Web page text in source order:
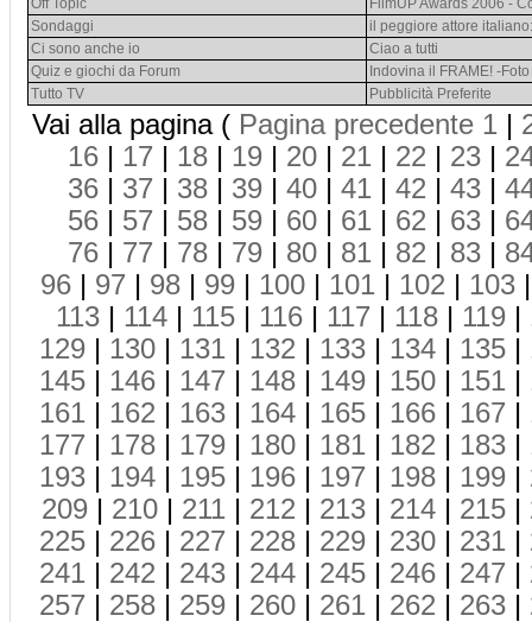
Off Topic
FilmUP Awards 2006 -
Sondaggi
il peggiore attore italiano:
Ci sono anche io
Ciao a tutti
Quiz e giochi da Forum
Indovina il FRAME! -
Tutto TV
Pubblicità Preferite
Vai alla pagina ( Pagina precedente 1 |
16 | 17 | 18 | 19 | 20 | 21 | 22 | 23 |
36 | 37 | 38 | 39 | 40 | 41 | 42 | 43 |
56 | 57 | 58 | 59 | 60 | 61 | 62 | 63 |
76 | 77 | 78 | 79 | 80 | 81 | 82 | 83 |
96 | 97 | 98 | 99 | 100 | 101 | 102 | 103
113 | 114 | 115 | 116 | 117 | 118 | 119 |
129 | 130 | 131 | 132 | 133 | 134 | 135 |
145 | 146 | 147 | 148 | 149 | 150 | 151 |
161 | 162 | 163 | 164 | 165 | 166 | 167 |
177 | 178 | 179 | 180 | 181 | 182 | 183 |
193 | 194 | 195 | 196 | 197 | 198 | 199 |
209 | 210 | 211 | 212 | 213 | 214 | 215 |
225 | 226 | 227 | 228 | 229 | 230 | 231 |
241 | 242 | 243 | 244 | 245 | 246 | 247 |
257 | 258 | 259 | 260 | 261 | 262 | 263 |